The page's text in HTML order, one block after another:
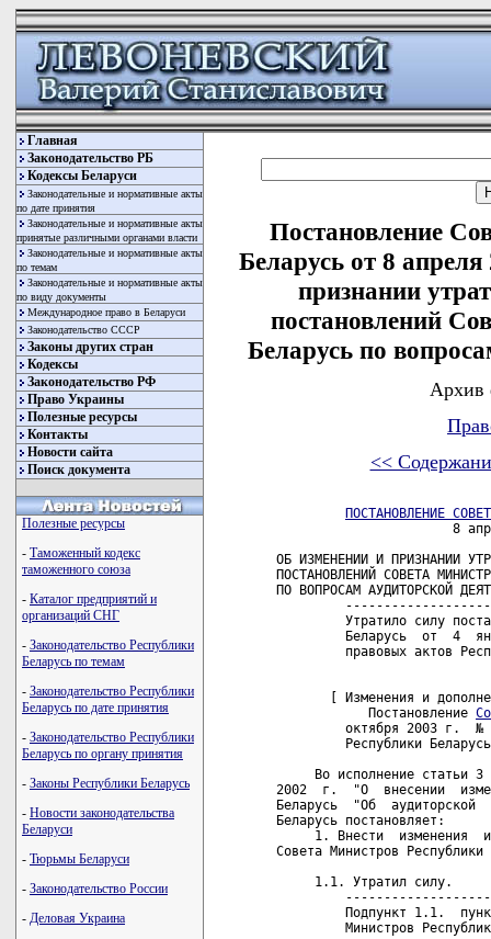
Главная
Законодательство РБ
Кодексы Беларуси
Законодательные и нормативные акты
по дате принятия
Законодательные и нормативные акты
принятые различными органами власти
Законодательные и нормативные акты
по темам
Законодательные и нормативные акты
по виду документы
Международное право в Беларуси
Законодательство СССР
Законы других стран
Кодексы
Законодательство РФ
Право Украины
Полезные ресурсы
Контакты
Новости сайта
Поиск документа
Полезные ресурсы
- Таможенный кодекс
таможенного союза
- Каталог предприятий и
организаций СНГ
- Законодательство Республики
Беларусь по темам
- Законодательство Республики
Беларусь по дате принятия
- Законодательство Республики
Беларусь по органу принятия
- Законы Республики Беларусь
- Новости законодательства
Беларуси
- Тюрьмы Беларуси
- Законодательство России
- Деловая Украина
Постановление
Беларусь от 8
признании
постановлений
Беларусь по
Архив
<<
ПОСТАНОВЛЕНИЕ
8
ОБ ИЗМЕНЕНИИ И ПРИЗНАНИИ
ПОСТАНОВЛЕНИЙ СОВЕТА
ПО ВОПРОСАМ АУДИТОРСКОЙ
Утратило силу
Беларусь  от  4
правовых актов
[ Изменения и
            Постановление
октября 2003 г.  №
Республики
Во исполнение статьи 3
2002  г.  "О  внесении
Беларусь  "Об  аудиторской
Беларусь постановляет:
1. Внести  изменения
Совета Министров Республики
     1.1. Утратил силу.
Подпункт 1.1.
Министров